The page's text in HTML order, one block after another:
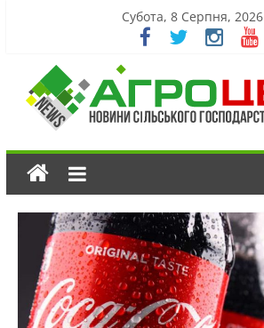
Субота, 8 Серпня, 2026